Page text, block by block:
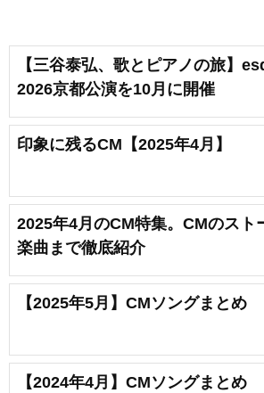
【三谷泰弘、歌とピアノの旅】
2026京都公演を10月に開催
印象に残るCM【2025年4月】
2025年4月のCM特集。CMのスト
楽曲まで徹底紹介
【2025年5月】CMソングまとめ
【2024年4月】CMソングまとめ